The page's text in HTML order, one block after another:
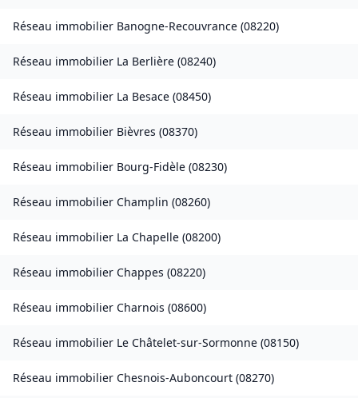
Réseau immobilier Banogne-Recouvrance (08220)
Réseau immobilier La Berlière (08240)
Réseau immobilier La Besace (08450)
Réseau immobilier Bièvres (08370)
Réseau immobilier Bourg-Fidèle (08230)
Réseau immobilier Champlin (08260)
Réseau immobilier La Chapelle (08200)
Réseau immobilier Chappes (08220)
Réseau immobilier Charnois (08600)
Réseau immobilier Le Châtelet-sur-Sormonne (08150)
Réseau immobilier Chesnois-Auboncourt (08270)